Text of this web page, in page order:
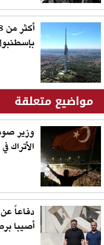
مواضيع متعلقة
وزير
الأتراك في 15 تموز
أصيبا